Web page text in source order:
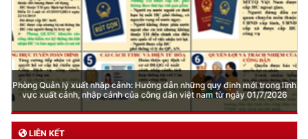
Phòng Quản lý xuất nhập cảnh: Hướng dẫn những quy định mới trong lĩnh
vực xuất cảnh, nhập cảnh của công dân việt nam từ ngày 01/7/2026
LIÊN KẾT